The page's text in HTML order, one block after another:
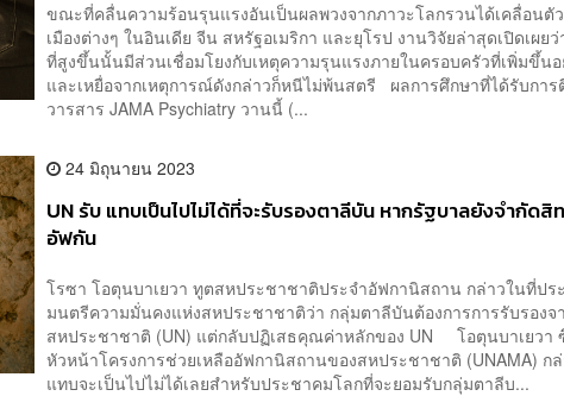
ขณะที่คลื่นความร้อนรุนแรงอันเป็นผลพวงจากภาวะโลกรวนได้เคลื่อนตั
เมืองต่างๆ ในอินเดีย จีน สหรัฐอเมริกา และยุโรป งานวิจัยล่าสุดเปิดเผย
ที่สูงขึ้นนั้นมีส่วนเชื่อมโยงกับเหตุความรุนแรงภายในครอบครัวที่เพิ่มขึ้นอ
และเหยื่อจากเหตุการณ์ดังกล่าวก็หนีไม่พ้นสตรี ผลการศึกษาที่ได้รับกา
วารสาร JAMA Psychiatry วานนี้ (...
24 มิถุนายน 2023
UN รับ แทบเป็นไปไม่ได้ที่จะรับรองตาลีบัน หากรัฐบาลยังจำกัด
อัฟกัน
โรซา โอตุนบาเยวา ทูตสหประชาชาติประจำอัฟกานิสถาน กล่าวในที่ป
มนตรีความมั่นคงแห่งสหประชาชาติว่า กลุ่มตาลีบันต้องการการรับรองจ
สหประชาชาติ (UN) แต่กลับปฏิเสธคุณค่าหลักของ UN โอตุนบาเยวา
หัวหน้าโครงการช่วยเหลืออัฟกานิสถานของสหประชาชาติ (UNAMA) ก
แทบจะเป็นไปไม่ได้เลยสำหรับประชาคมโลกที่จะยอมรับกลุ่มตาลีบ...